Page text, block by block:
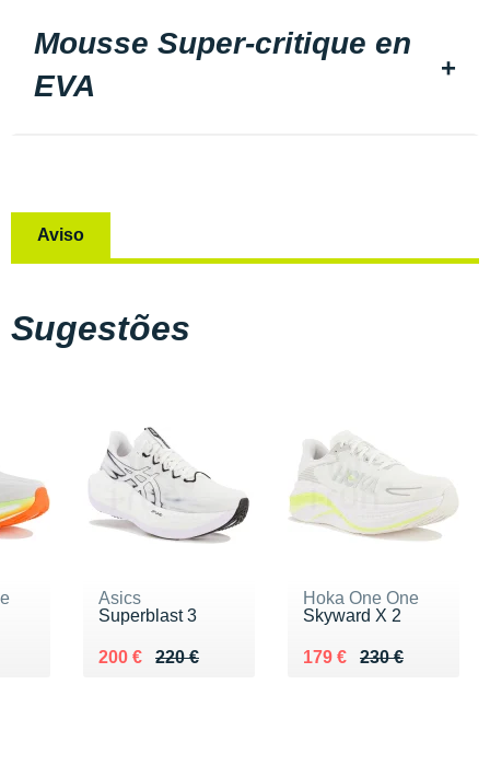
Mousse Super-critique en
EVA
Aviso
Sugestões
Asics
Superblast 3
220 €
Au lieu de 220 €
200 €
Vendu 200 €
Hoka One One
Skyward X 2
230 €
Au lieu de 230 €
179 €
Vendu 179 €